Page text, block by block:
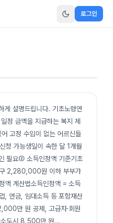
로그인
게 설명드립니다. 기초노령연
정 금액을 지급하는 복지 제
고정 수입이 없는 어르신들
청 가능생일이 속한 달 1개월
필요③ 소득인정액 기준기초
구 2,280,000원 이하 부부가
액 계산법소득인정액 = 소득
, 연금, 임대소득 등 포함재산
만 원 공제, 고급차·회원
소도시 8,500만 원...